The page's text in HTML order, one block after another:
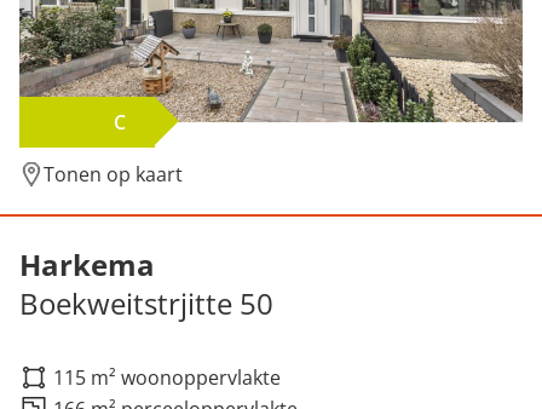
C
Tonen op kaart
Harkema
Boekweitstrjitte 50
115 m² woonoppervlakte